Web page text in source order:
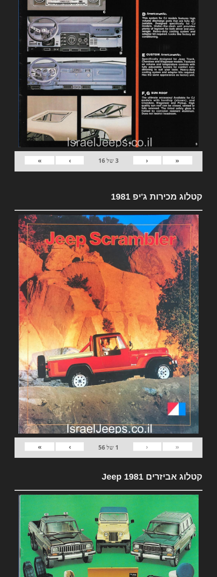
«
‹
3של16
›
»
קטלוג מכירות ג'יפ 1981
«
‹
1 של56
›
»
קטלוג אביזרים 1981 Jeep